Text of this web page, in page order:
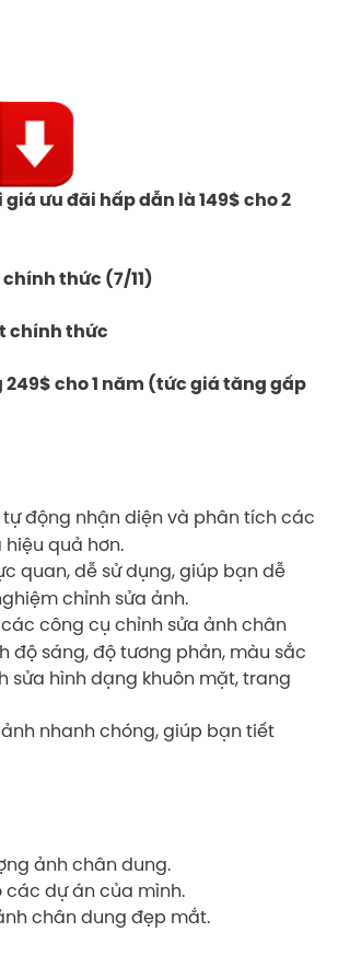
ưu đãi hấp dẫn là 149$ cho 2
thức (7/11)
chính thức
249$ cho 1 năm (tức giá tăng gấp
động nhận diện và phân tích các
quả hơn.
quan, dễ sử dụng, giúp bạn dễ
chỉnh sửa ảnh.
công cụ chỉnh sửa ảnh chân
độ sáng, độ tương phản, màu sắc
sửa hình dạng khuôn mặt, trang
nhanh chóng, giúp bạn tiết
ảnh chân dung.
dự án của mình.
chân dung đẹp mắt.